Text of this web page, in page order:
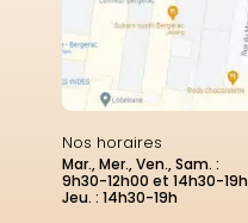
Nos horaires
Mar., Mer., Ven., Sam. :
9h30-12h00 et 14h30-19h
Jeu. : 14h30-19h